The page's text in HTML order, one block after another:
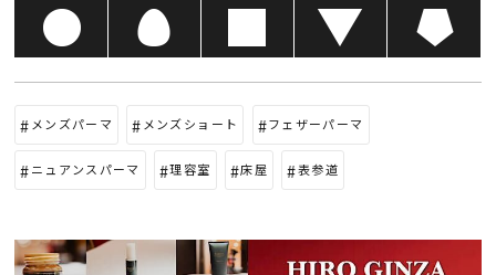
メンズパーマ メンズショート フェザーパーマ
ニュアンスパーマ 理容室 床屋 表参道